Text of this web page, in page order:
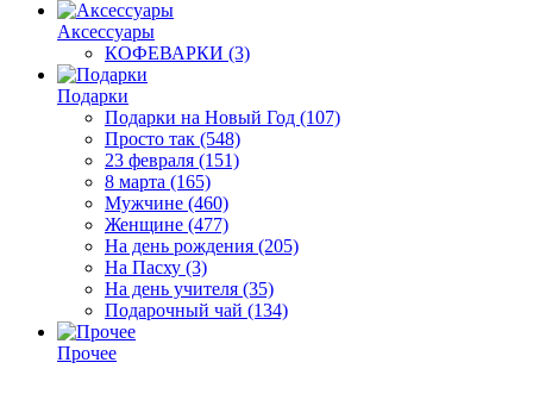
Аксессуары
КОФЕВАРКИ (3)
Подарки
Подарки на Новый Год (107)
Просто так (548)
23 февраля (151)
8 марта (165)
Мужчине (460)
Женщине (477)
На день рождения (205)
На Пасху (3)
На день учителя (35)
Подарочный чай (134)
Прочее